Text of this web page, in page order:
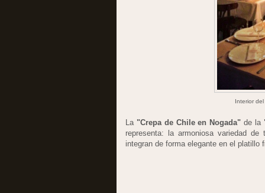
Interior
La "Crepa de Chile en Nogada" de la
representa: la armoniosa variedad
integran de forma elegante en el platillo